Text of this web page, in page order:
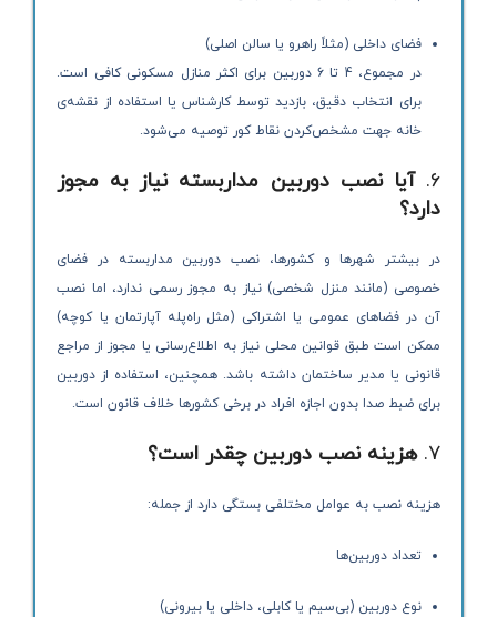
فضای داخلی (مثلاً راهرو یا سالن اصلی)
در مجموع، 4 تا 6 دوربین برای اکثر منازل مسکونی کافی است.
برای انتخاب دقیق، بازدید توسط کارشناس یا استفاده از نقشه‌ی
خانه جهت مشخص‌کردن نقاط کور توصیه می‌شود.
6.
آیا نصب دوربین مداربسته نیاز به مجوز
دارد؟
در بیشتر شهرها و کشورها، نصب دوربین مداربسته در فضای
خصوصی (مانند منزل شخصی) نیاز به مجوز رسمی ندارد، اما نصب
آن در فضاهای عمومی یا اشتراکی (مثل راه‌پله آپارتمان یا کوچه)
ممکن است طبق قوانین محلی نیاز به اطلاع‌رسانی یا مجوز از مراجع
قانونی یا مدیر ساختمان داشته باشد. همچنین، استفاده از دوربین
برای ضبط صدا بدون اجازه افراد در برخی کشورها خلاف قانون است.
7. هزینه نصب دوربین چقدر است؟
هزینه نصب به عوامل مختلفی بستگی دارد از جمله:
تعداد دوربین‌ها
نوع دوربین (بی‌سیم یا کابلی، داخلی یا بیرونی)